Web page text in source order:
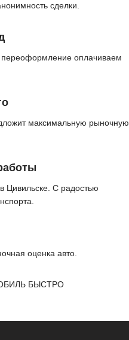
сделки.
оплачиваем
максимальную рыночную
Цивильске. С радостью
оценка авто.
БЫСТРО